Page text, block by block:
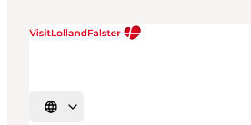
Vælg sprog